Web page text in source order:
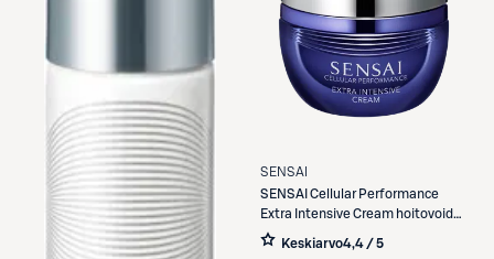
SENSAI
SENSAI Cellular Performance
Extra Intensive Cream hoitovoide
40 ml
Keskiarvo4,4 / 5